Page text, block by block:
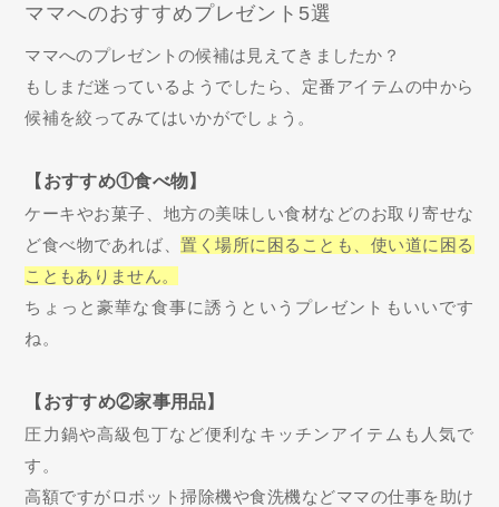
ママへのおすすめプレゼント5選
ママへのプレゼントの候補は見えてきましたか？
もしまだ迷っているようでしたら、定番アイテムの中から
候補を絞ってみてはいかがでしょう。
【おすすめ①食べ物】
ケーキやお菓子、地方の美味しい食材などのお取り寄せな
ど食べ物であれば、置く場所に困ることも、使い道に困る
こともありません。
ちょっと豪華な食事に誘うというプレゼントもいいです
ね。
【おすすめ②家事用品】
圧力鍋や高級包丁など便利なキッチンアイテムも人気で
す。
高額ですがロボット掃除機や食洗機などママの仕事を助け